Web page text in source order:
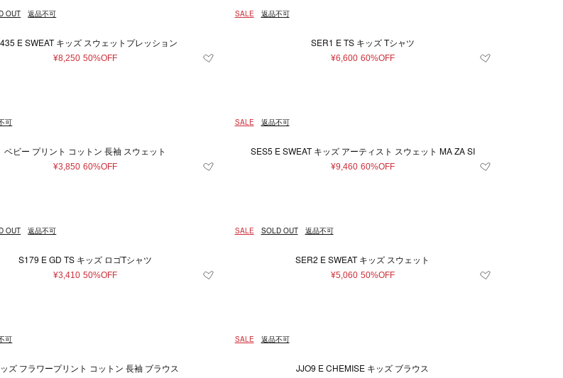
40
この条件で絞り込む
OUT 返品不可
E SWEAT キッズ スウェットプレッション
¥8,250 50%OFF
SALE 返品不可
SER1 E TS キッズ Tシャツ
¥6,600 60%OFF
可
ベビー プリント コットン 長袖 スウェット
¥3,850 60%OFF
SALE 返品不可
SES5 E SWEAT キッズ アーティスト スウェット MA ZA SI
¥9,460 60%OFF
OUT 返品不可
S179 E GD TS キッズ ロゴTシャツ
¥3,410 50%OFF
SALE SOLD OUT 返品不可
SER2 E SWEAT キッズ スウェット
¥5,060 50%OFF
可
ズ フラワープリント コットン 長袖 ブラウス
SALE 返品不可
JJO9 E CHEMISE キッズ ブラウス